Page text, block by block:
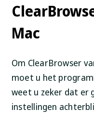
Mac
Om ClearBrowser
moet u het
weet u zeker dat er
instellingen